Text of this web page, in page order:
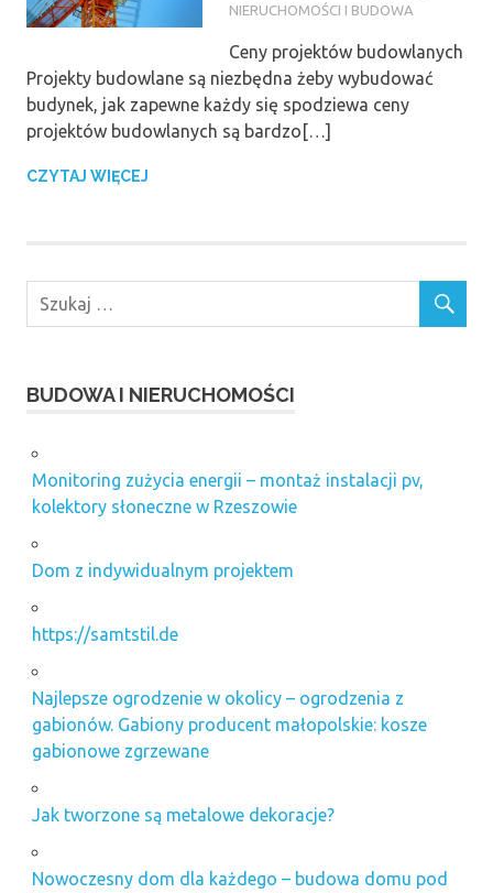
NIERUCHOMOŚCI I BUDOWA
Ceny projektów budowlanych
Projekty budowlane są niezbędna żeby wybudować
budynek, jak zapewne każdy się spodziewa ceny
projektów budowlanych są bardzo[…]
CZYTAJ WIĘCEJ
BUDOWA I NIERUCHOMOŚCI
Monitoring zużycia energii – montaż instalacji pv,
kolektory słoneczne w Rzeszowie
Dom z indywidualnym projektem
https://samtstil.de
Najlepsze ogrodzenie w okolicy – ogrodzenia z
gabionów. Gabiony producent małopolskie: kosze
gabionowe zgrzewane
Jak tworzone są metalowe dekoracje?
Nowoczesny dom dla każdego – budowa domu pod